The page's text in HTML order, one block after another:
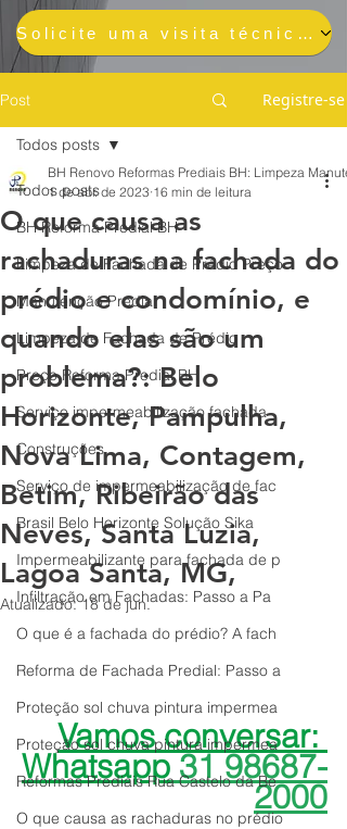
Solicite uma visita técnica gratuita e sem compromisso
Post Registre-se
Todos posts
BH Reforma Predial BH
Limpeza de Fachada de Prédio Preço
Manutenção Predial
Limpeza de Fachada de Prédio
Preço Reforma Predial BH
Serviço impermeabilização fachada
Construções
Serviço de impermeabilização de fac
Brasil Belo Horizonte Solução Sika
Impermeabilizante para fachada de p
Infiltração em Fachadas: Passo a Pa
O que é a fachada do prédio? A fach
Reforma de Fachada Predial: Passo a
Proteção sol chuva pintura impermea
Proteção sol chuva pintura impermea
Reformas Prediais Rua Castelo da Be
O que causa as rachaduras no prédio
Todos posts
O que causa as
rachaduras na fachada do
prédio e condomínio, e
quando elas são um
problema?: Belo
Horizonte, Pampulha,
Nova Lima, Contagem,
Betim, Ribeirão das
Neves, Santa Luzia,
Lagoa Santa, MG,
BH Renovo Reformas Prediais BH: Limpeza
1 de abr. de 2023 16 min de leitura
Atualizado:18 de jun.
Vamos conversar:
Whatsapp 31 98687-
2000